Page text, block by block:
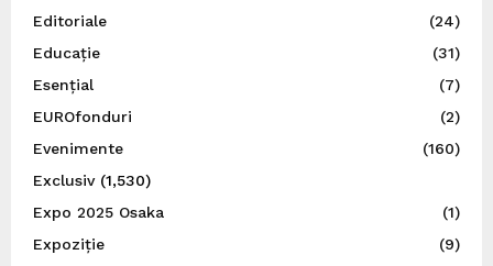
Editoriale
(24)
Educație
(31)
Esențial
(7)
EUROfonduri
(2)
Evenimente
(160)
Exclusiv(1,530)
Expo 2025 Osaka
(1)
Expoziție
(9)